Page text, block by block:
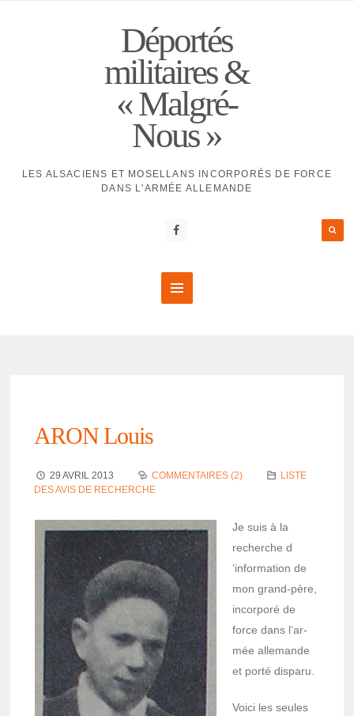
Déportés
militaires &
« Malgré-
Nous »
LES ALSACIENS ET MOSELLANS INCORPORÉS DE FORCE
DANS L'ARMÉE ALLEMANDE
ARON Louis
29 AVRIL 2013 COMMENTAIRES (2)
LISTE
DES AVIS DE RECHERCHE
Je suis à la
recherche d
‘infor­ma­tion de
mon grand-père,
incor­poré de
force dans l’ar­
mée alle­mande
et porté disparu.
Voici les seules